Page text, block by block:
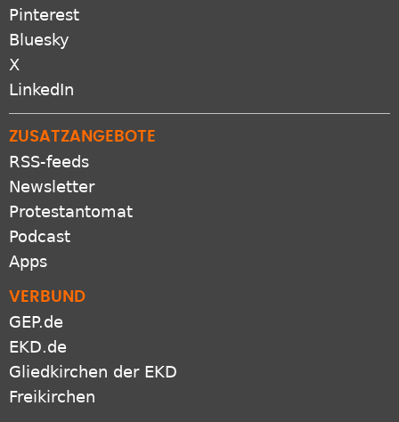
Pinterest
Bluesky
X
LinkedIn
ZUSATZANGEBOTE
RSS-feeds
Newsletter
Protestantomat
Podcast
Apps
VERBUND
GEP.de
EKD.de
Gliedkirchen der EKD
Freikirchen